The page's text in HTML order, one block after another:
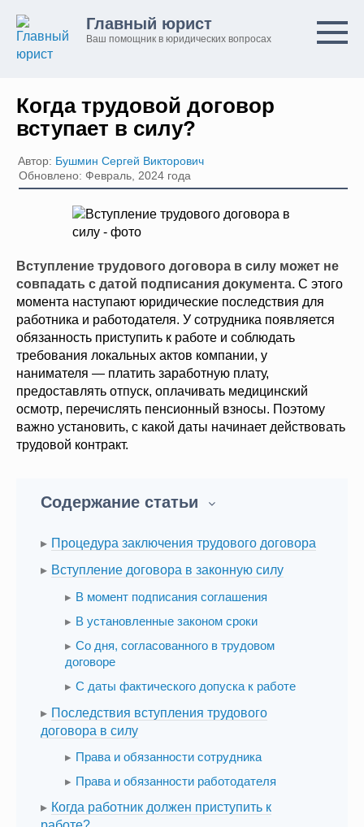
контенту
Главный юрист
Ваш помощник в юридических вопросах
Когда трудовой договор
вступает в силу?
Автор: Бушмин Сергей Викторович
Обновлено: Февраль, 2024 года
Вступление трудового договора в силу может не
совпадать с датой подписания документа. С этого
момента наступают юридические последствия для
работника и работодателя. У сотрудника появляется
обязанность приступить к работе и соблюдать
требования локальных актов компании, у
нанимателя — платить заработную плату,
предоставлять отпуск, оплачивать медицинский
осмотр, перечислять пенсионный взносы. Поэтому
важно установить, с какой даты начинает действовать
трудовой контракт.
Содержание статьи
Процедура заключения трудового договора
Вступление договора в законную силу
В момент подписания соглашения
В установленные законом сроки
Со дня, согласованного в трудовом
договоре
С даты фактического допуска к работе
Последствия вступления трудового
договора в силу
Права и обязанности сотрудника
Права и обязанности работодателя
Когда работник должен приступить к